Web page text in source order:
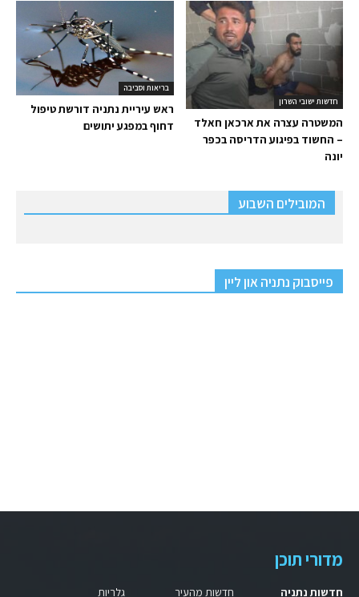
בריאות וסביבה
ראש עיריית נתניה דורשת טיפול
דחוף במפגע יתושים
חדשות ישובי השרון
המשטרה עצרה את ארכאן חאלד
– החשוד בפיגוע הדריסה בכפר
יונה
המובילים השבוע
פייסבוק נתניה און ליין
מדורי תוכן
חדשות נתניה
חדשות מהעיר
גלריות